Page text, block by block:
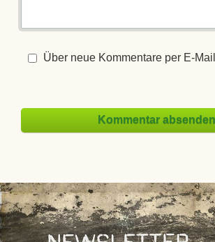
Über neue Kommentare per E-